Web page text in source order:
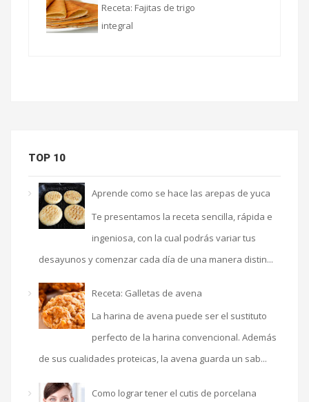
Receta: Fajitas de trigo
integral
TOP 10
Aprende como se hace las arepas de yuca
Te presentamos la receta sencilla, rápida e
ingeniosa, con la cual podrás variar tus
desayunos y comenzar cada día de una manera distin...
Receta: Galletas de avena
La harina de avena puede ser el sustituto
perfecto de la harina convencional. Además
de sus cualidades proteicas, la avena guarda un sab...
Como lograr tener el cutis de porcelana